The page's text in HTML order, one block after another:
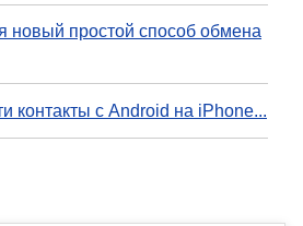
новый простой способ обмена
контакты с Android на iPhone...